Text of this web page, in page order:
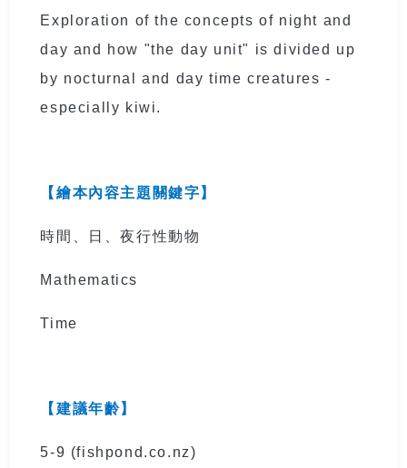
Exploration of the concepts of night and
day and how "the day unit" is divided up
by nocturnal and day time creatures -
especially kiwi.
【繪本內容主題關鍵字】
時間、日、夜行性動物
Mathematics
Time
【建議年齡】
5-9 (fishpond.co.nz)